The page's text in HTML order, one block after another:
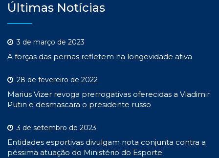
Últimas Notícias
3 de março de 2023
A forças das pernas refletem na longevidade ativa
28 de fevereiro de 2022
Marius Vizer revoga prerrogativas oferecidas a Vladimir
Putin e desmascara o presidente russo
3 de setembro de 2023
Entidades esportivas divulgam nota conjunta contra a
péssima atuação do Ministério do Esporte